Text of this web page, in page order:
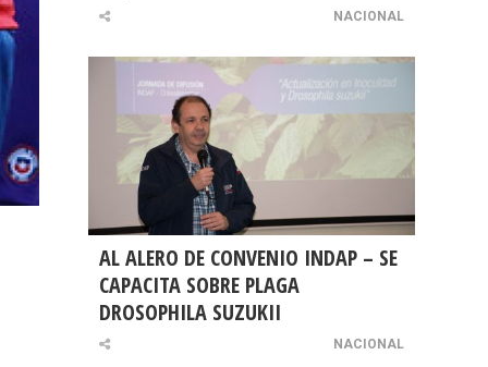
NACIONAL
AL ALERO DE CONVENIO INDAP – SE
CAPACITA SOBRE PLAGA
DROSOPHILA SUZUKII
NACIONAL